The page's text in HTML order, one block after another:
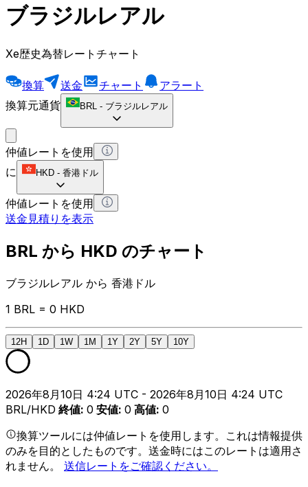
ブラジルレアル
Xe歴史為替レートチャート
換算 送金 チャート
アラート
換算元通貨
BRL - ブラジルレアル
仲値レートを使用
に
HKD - 香港ドル
仲値レートを使用
送金見積りを表示
BRL から HKD のチャート
ブラジルレアル から 香港ドル
1 BRL = 0 HKD
12H 1D 1W 1M 1Y 2Y 5Y 10Y
2026年8月10日 4:24 UTC - 2026年8月10日 4:24 UTC
BRL/HKD 終値: 0 安値: 0 高値: 0
換算ツールには仲値レートを使用します。これは情報提供
のみを目的としたものです。送金時にはこのレートは適用さ
れません。 送信レートをご確認ください。